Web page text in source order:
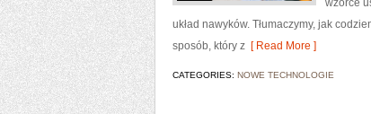
wzorce
układ nawyków. Tłumaczymy, jak
sposób, który z [ Read More ]
CATEGORIES: NOWE TECHNOLOGIE